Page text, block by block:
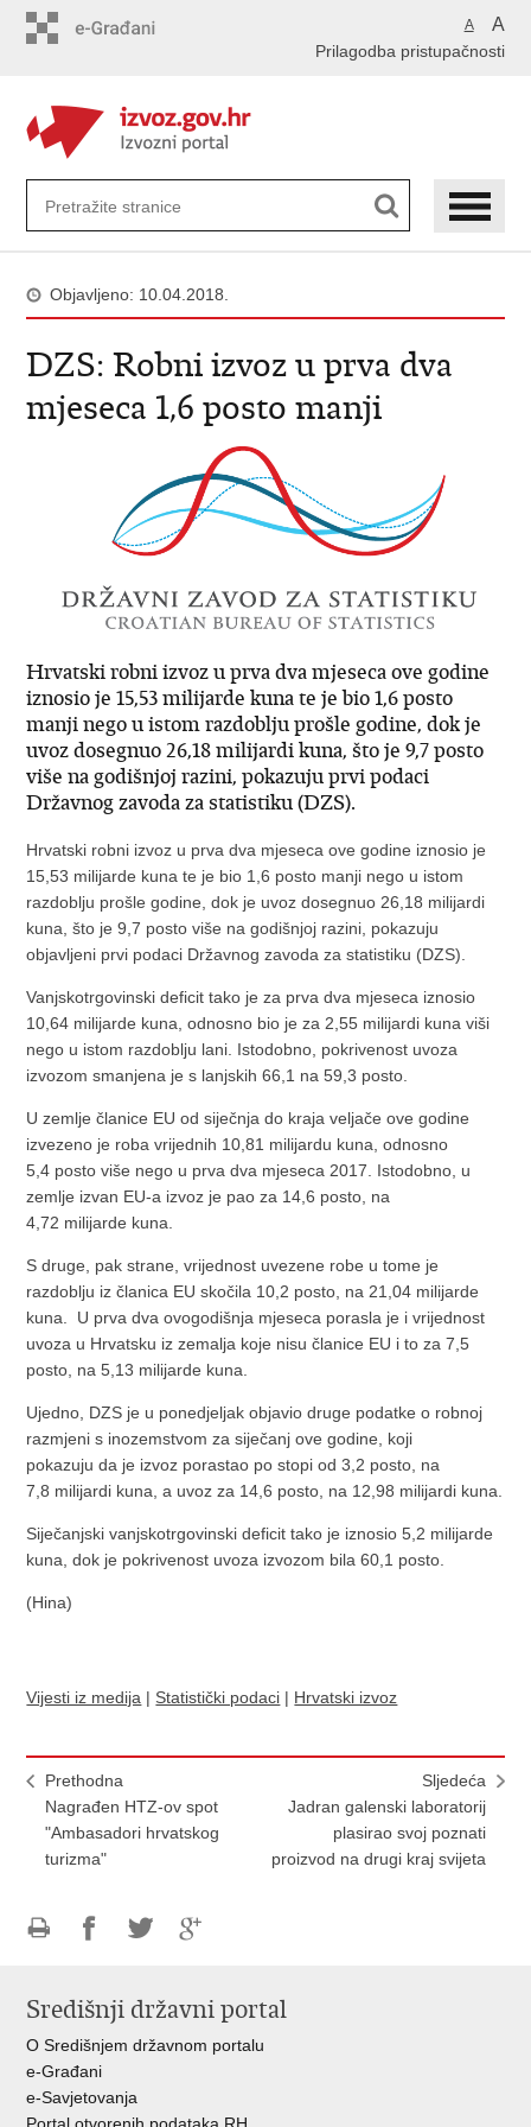
A A
Prilagodba pristupačnosti
Objavljeno: 10.04.2018.
DZS: Robni izvoz u prva dva
mjeseca 1,6 posto manji
Hrvatski robni izvoz u prva dva mjeseca ove godine
iznosio je 15,53 milijarde kuna te je bio 1,6 posto
manji nego u istom razdoblju prošle godine, dok je
uvoz dosegnuo 26,18 milijardi kuna, što je 9,7 posto
više na godišnjoj razini, pokazuju prvi podaci
Državnog zavoda za statistiku (DZS).
Hrvatski robni izvoz u prva dva mjeseca ove godine iznosio je
15,53 milijarde kuna te je bio 1,6 posto manji nego u istom
razdoblju prošle godine, dok je uvoz dosegnuo 26,18 milijardi
kuna, što je 9,7 posto više na godišnjoj razini, pokazuju
objavljeni prvi podaci Državnog zavoda za statistiku (DZS).
Vanjskotrgovinski deficit tako je za prva dva mjeseca iznosio
10,64 milijarde kuna, odnosno bio je za 2,55 milijardi kuna viši
nego u istom razdoblju lani. Istodobno, pokrivenost uvoza
izvozom smanjena je s lanjskih 66,1 na 59,3 posto.
U zemlje članice EU od siječnja do kraja veljače ove godine
izvezeno je roba vrijednih 10,81 milijardu kuna, odnosno
5,4 posto više nego u prva dva mjeseca 2017. Istodobno, u
zemlje izvan EU-a izvoz je pao za 14,6 posto, na
4,72 milijarde kuna.
S druge, pak strane, vrijednost uvezene robe u tome je
razdoblju iz članica EU skočila 10,2 posto, na 21,04 milijarde
kuna. U prva dva ovogodišnja mjeseca porasla je i vrijednost
uvoza u Hrvatsku iz zemalja koje nisu članice EU i to za 7,5
posto, na 5,13 milijarde kuna.
Ujedno, DZS je u ponedjeljak objavio druge podatke o robnoj
razmjeni s inozemstvom za siječanj ove godine, koji
pokazuju da je izvoz porastao po stopi od 3,2 posto, na
7,8 milijardi kuna, a uvoz za 14,6 posto, na 12,98 milijardi kuna.
Siječanjski vanjskotrgovinski deficit tako je iznosio 5,2 milijarde
kuna, dok je pokrivenost uvoza izvozom bila 60,1 posto.
(Hina)
Vijesti iz medija | Statistički podaci | Hrvatski izvoz
Prethodna
Nagrađen HTZ-ov spot
"Ambasadori hrvatskog
turizma"
Sljedeća
Jadran galenski laboratorij
plasirao svoj poznati
proizvod na drugi kraj svijeta
FacebookuTwitteruGoogle
Središnji državni portal
O Središnjem državnom portalu
e-Građani
e-Savjetovanja